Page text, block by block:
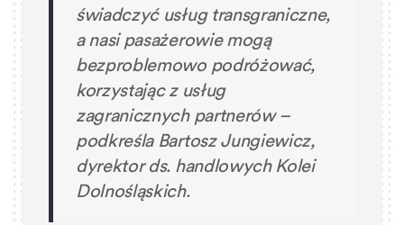
świadczyć usług transgraniczne,
a nasi pasażerowie mogą
bezproblemowo podróżować,
korzystając z usług
zagranicznych partnerów –
podkreśla Bartosz Jungiewicz,
dyrektor ds. handlowych Kolei
Dolnośląskich.